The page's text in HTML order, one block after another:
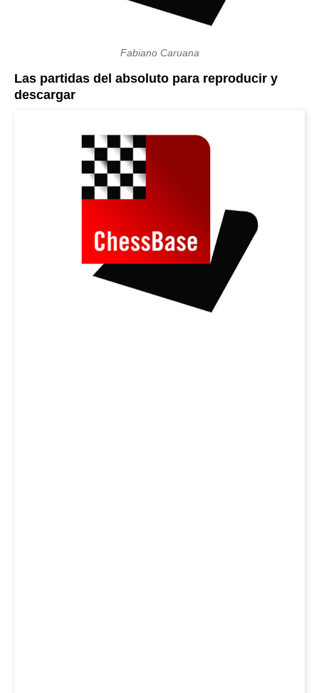
Fabiano Caruana
Las partidas del absoluto para reproducir y
descargar